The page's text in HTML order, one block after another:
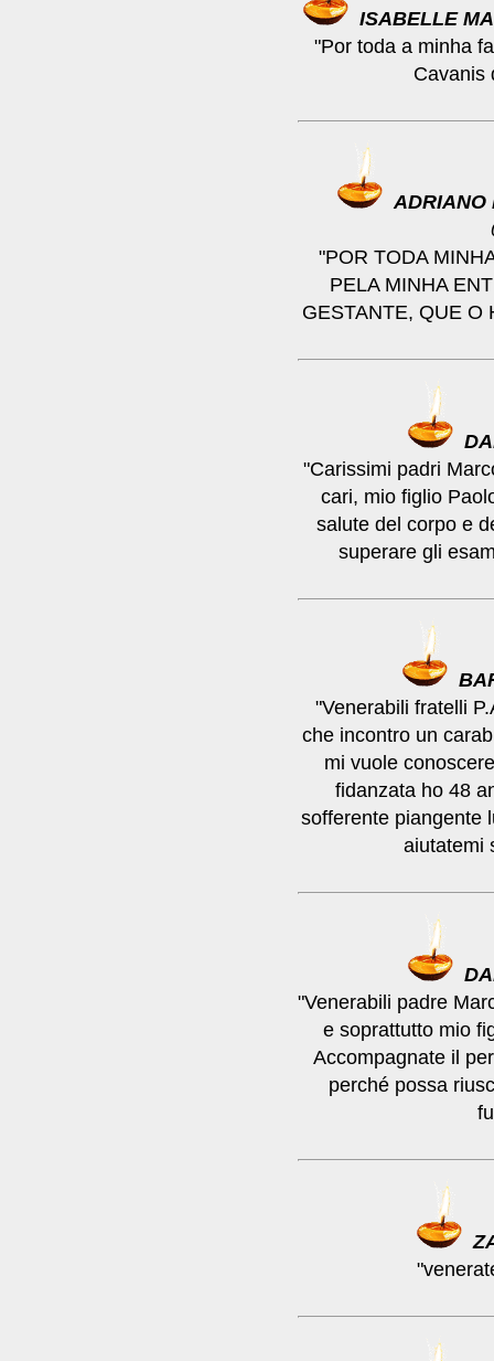
ISABELLE
"Por toda a minha
Cavanis
ADRIANO
"POR TODA
PELA MINHA
GESTANTE, QUE O
"Carissimi padri
cari, mio figlio
salute del corpo e
superare gli
"Venerabili fratelli
che incontro un
mi vuole
fidanzata ho 48
sofferente piangente
aiutatemi
"Venerabili padre
e soprattutto mio
Accompagnate il
perché possa